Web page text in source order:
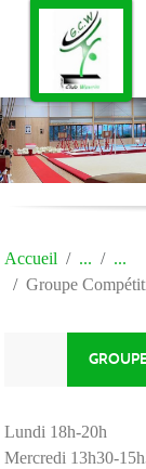
Accueil
Groupe
Lundi 18h-20h
Mercredi 13h30-
Panneau de gestion